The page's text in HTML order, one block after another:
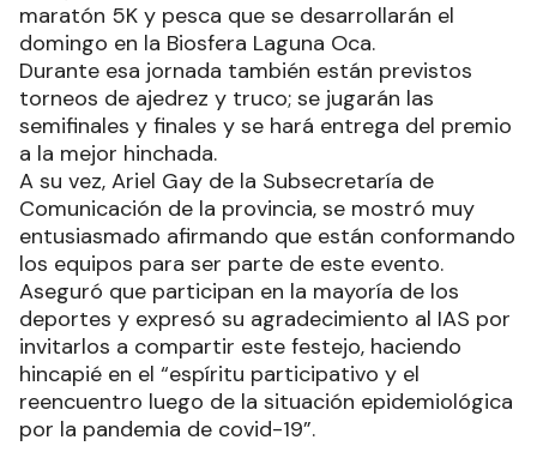
maratón 5K y pesca que se desarrollarán el
domingo en la Biosfera Laguna Oca.
Durante esa jornada también están previstos
torneos de ajedrez y truco; se jugarán las
semifinales y finales y se hará entrega del premio
a la mejor hinchada.
A su vez, Ariel Gay de la Subsecretaría de
Comunicación de la provincia, se mostró muy
entusiasmado afirmando que están conformando
los equipos para ser parte de este evento.
Aseguró que participan en la mayoría de los
deportes y expresó su agradecimiento al IAS por
invitarlos a compartir este festejo, haciendo
hincapié en el “espíritu participativo y el
reencuentro luego de la situación epidemiológica
por la pandemia de covid-19”.